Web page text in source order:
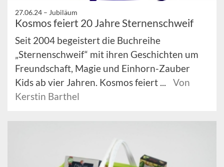
27.06.24 – Jubiläum
Kosmos feiert 20 Jahre Sternenschweif
Seit 2004 begeistert die Buchreihe
„Sternenschweif“ mit ihren Geschichten um
Freundschaft, Magie und Einhorn-Zauber
Kids ab vier Jahren. Kosmos feiert ...
Von
Kerstin Barthel